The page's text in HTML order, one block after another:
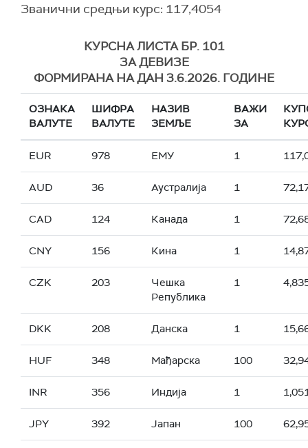
Званични средњи курс: 117,4054
КУРСНА ЛИСТА БР. 101
ЗА ДЕВИЗЕ
ФОРМИРАНА НА ДАН 3.6.2026. ГОДИНЕ
ОЗНАКА
ВАЛУТЕ
ШИФРА
ВАЛУТЕ
НАЗИВ
ЗЕМЉЕ
ВАЖИ
ЗА
EUR 978 ЕМУ 1
AUD 36 Аустралија 1
CAD 124 Канада 1
CNY 156 Кина 1
CZK 203
Чешка
Република
1
DKK 208 Данска 1
HUF 348 Мађарска 100
INR 356 Индија 1
JPY 392 Јапан 100